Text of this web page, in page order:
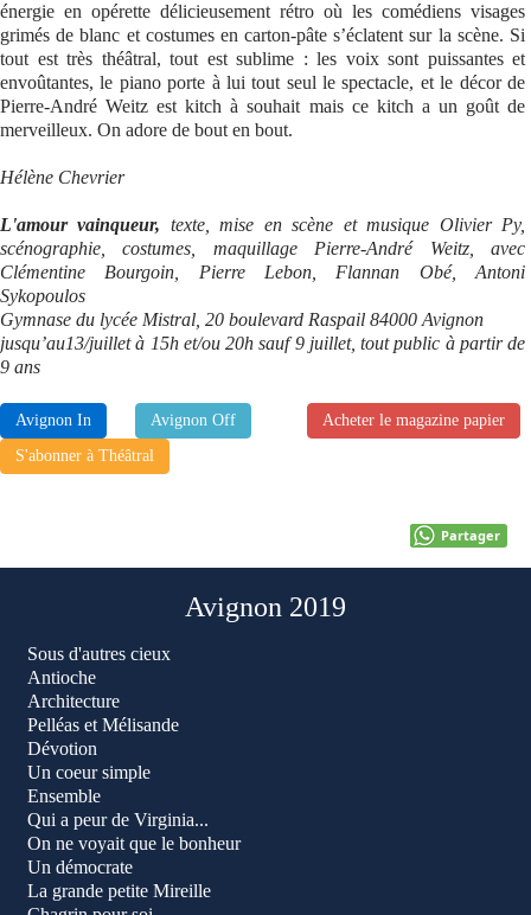
énergie en opérette délicieusement rétro où les comédiens visages
grimés de blanc et costumes en carton-pâte s’éclatent sur la scène. Si
tout est très théâtral, tout est sublime : les voix sont puissantes et
envoûtantes, le piano porte à lui tout seul le spectacle, et le décor de
Pierre-André Weitz est kitch à souhait mais ce kitch a un goût de
merveilleux. On adore de bout en bout.
Hélène Chevrier
L'amour vainqueur, texte, mise en scène et musique Olivier Py,
scénographie, costumes, maquillage Pierre-André Weitz, avec
Clémentine Bourgoin, Pierre Lebon, Flannan Obé, Antoni
Sykopoulos
Gymnase du lycée Mistral, 20 boulevard Raspail 84000 Avignon
jusqu’au13/juillet à 15h et/ou 20h sauf 9 juillet, tout public à partir de
9 ans
Avignon In Avignon Off
Acheter le magazine papier
S'abonner à Théâtral
Partager
Avignon 2019
Sous d'autres cieux
Antioche
Architecture
Pelléas et Mélisande
Dévotion
Un coeur simple
Ensemble
Qui a peur de Virginia...
On ne voyait que le bonheur
Un démocrate
La grande petite Mireille